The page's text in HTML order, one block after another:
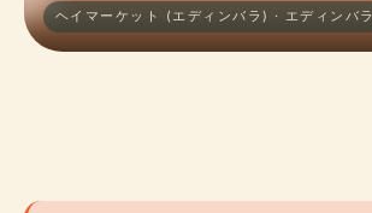
ヘイマーケット (エディンバラ) · エディンバラ